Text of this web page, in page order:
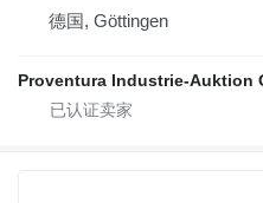
德国, Göttingen
Proventura Industrie-Auktion